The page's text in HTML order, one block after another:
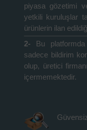
piyasa gözetimi
yetkili kuruluşlar
ürünlerin ilan
2-
Bu
sadece bildirim
olup, üretici
içermemektedir.